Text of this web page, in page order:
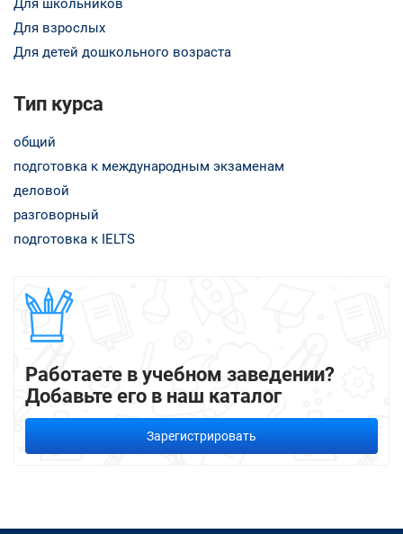
Для школьников
Для взрослых
Для детей дошкольного возраста
Тип курса
общий
подготовка к международным экзаменам
деловой
разговорный
подготовка к IELTS
Работаете в учебном заведении?
Добавьте его в наш каталог
Зарегистрировать